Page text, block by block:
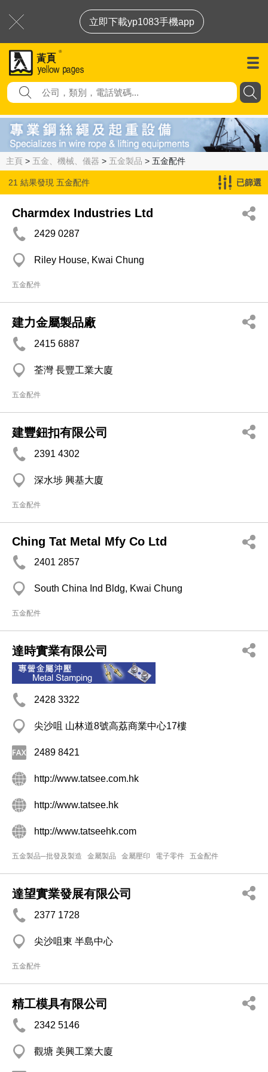
立即下載yp1083手機app
主頁 > 五金、機械、儀器 > 五金製品 > 五金配件
21 結果發現 五金配件 已篩選
Charmdex Industries Ltd
2429 0287
Riley House, Kwai Chung
五金配件
建力金屬製品廠
2415 6887
荃灣 長豐工業大廈
五金配件
建豐鈕扣有限公司
2391 4302
深水埗 興基大廈
五金配件
Ching Tat Metal Mfy Co Ltd
2401 2857
South China Ind Bldg, Kwai Chung
五金配件
達時實業有限公司
2428 3322
尖沙咀 山林道8號高荔商業中心17樓
2489 8421
http://www.tatsee.com.hk
http://www.tatsee.hk
http://www.tatseehk.com
五金製品─批發及製造 金屬製品 金屬壓印 電子零件 五金配件
達望實業發展有限公司
2377 1728
尖沙咀東 半島中心
五金配件
精工模具有限公司
2342 5146
觀塘 美興工業大廈